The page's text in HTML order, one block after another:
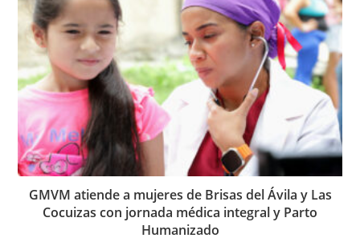
GMVM atiende a mujeres de Brisas del Ávila y Las
Cocuizas con jornada médica integral y Parto
Humanizado